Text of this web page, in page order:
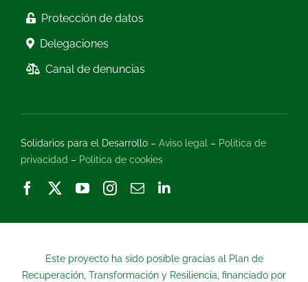
Protección de datos
Delegaciones
Canal de denuncias
Solidarios para el Desarrollo – Aviso legal – Politica de
privacidad – Politica de cookies
Este proyecto ha sido posible gracias al Plan de
Recuperación, Transformación y Resiliencia, financiado por